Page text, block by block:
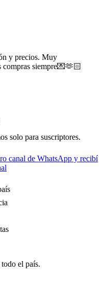
y precios. Muy
compras siempre💌🫶🏻
solo para suscriptores.
canal de WhatsApp y recibí
el país.